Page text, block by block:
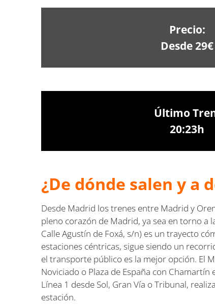
Precio:
Desde 29€
Último
20:23h
¿De dónde salen y a
Desde Madrid los trenes entre Madrid y
pleno corazón de Madrid, ya sea en torno a
Calle Agustín de Foxá, s/n) es un trayecto
estaciones céntricas, sigue siendo un
el transporte público es la mejor opción. El
Noviciado o Plaza de España con
Línea 1 desde Sol, Gran Vía o Tribunal,
estación.